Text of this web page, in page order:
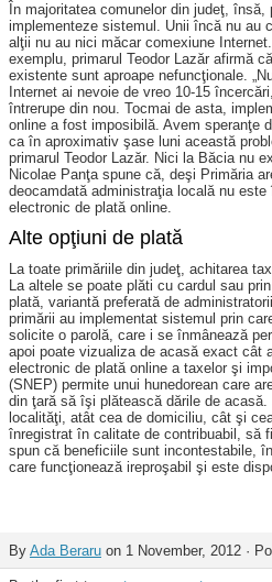
În majoritatea comunelor din judeţ,
implementeze sistemul. Unii încă nu au
alţii nu au nici măcar comexiune
exemplu, primarul Teodor Lazăr afirmă
existente sunt aproape nefuncţionale.
Internet ai nevoie de vreo 10-15
întrerupe din nou. Tocmai de asta,
online a fost imposibilă. Avem speranţe
ca în aproximativ şase luni această
primarul Teodor Lazăr. Nici la Băcia nu
Nicolae Panţa spune că, deşi Primăria
deocamdată administraţia locală nu
electronic de plată online.
Alte opţiuni de plată
La toate primăriile din judeţ, achitarea
La altele se poate plăti cu cardul sau
plată, variantă preferată de
primării au implementat sistemul prin
solicite o parolă, care i se înmânează
apoi poate vizualiza de acasă exact cât
electronic de plată online a taxelor şi
(SNEP) permite unui hunedorean care
din ţară să îşi plătească dările de
localităţi, atât cea de domiciliu, cât şi
înregistrat în calitate de contribuabil, să
spun că beneficiile sunt incontestabile,
care funcţionează ireproşabil şi este
By Ada Beraru on 1 November, 2012 ·